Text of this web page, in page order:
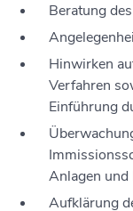
Beratung
Hinwirken
Verfahren
Einführung
Anlagen
Aufklärung